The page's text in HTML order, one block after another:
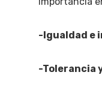
-Igualdad e
-Tolerancia